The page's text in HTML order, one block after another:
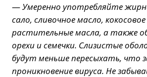
—Умеренно употребляйте
сало, сливочное масло,
растительные масла, а также
орехи и семечки. Слизистые
будут меньше пересыхать, что
проникновение вируса. Не